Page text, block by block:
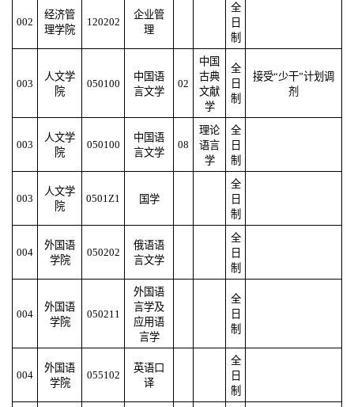
002
经济管
理学院
120202
企业管
理
全
日
制
003
人文学
院
050100
中国语
言文学
02
中国
古典
文献
学
全
日
制
接受“少干”计划调
剂
003
人文学
院
050100
中国语
言文学
08
理论
语言
学
全
日
制
003
人文学
院
0501Z1 国学
全
日
制
004
外国语
学院
050202
俄语语
言文学
全
日
制
004
外国语
学院
050211
外国语
言学及
应用语
言学
全
日
制
004
外国语
学院
055102
英语口
译
全
日
制